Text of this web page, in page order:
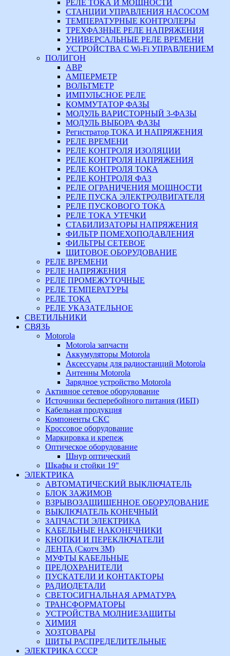
РЕЛЕ ТОКА И МОЩНОСТИ
СТАНЦИИ УПРАВЛЕНИЯ НАСОСОМ
ТЕМПЕРАТУРНЫЕ КОНТРОЛЕРЫ
ТРЕХФАЗНЫЕ РЕЛЕ НАПРЯЖЕНИЯ
УНИВЕРСАЛЬНЫЕ РЕЛЕ ВРЕМЕНИ
УСТРОЙСТВА С Wi-Fi УПРАВЛЕНИЕМ
ПОЛИГОН
АВР
АМПЕРМЕТР
ВОЛЬТМЕТР
ИМПУЛЬСНОЕ РЕЛЕ
КОММУТАТОР ФАЗЫ
МОДУЛЬ ВАРИСТОРНЫЙ 3-ФАЗЫ
МОДУЛЬ ВЫБОРА ФАЗЫ
Регистратор ТОКА И НАПРЯЖЕНИЯ
РЕЛЕ ВРЕМЕНИ
РЕЛЕ КОНТРОЛЯ ИЗОЛЯЦИИ
РЕЛЕ КОНТРОЛЯ НАПРЯЖЕНИЯ
РЕЛЕ КОНТРОЛЯ ТОКА
РЕЛЕ КОНТРОЛЯ ФАЗ
РЕЛЕ ОГРАНИЧЕНИЯ МОЩНОСТИ
РЕЛЕ ПУСКА ЭЛЕКТРОДВИГАТЕЛЯ
РЕЛЕ ПУСКОВОГО ТОКА
РЕЛЕ ТОКА УТЕЧКИ
СТАБИЛИЗАТОРЫ НАПРЯЖЕНИЯ
ФИЛЬТР ПОМЕХОПОДАВЛЕНИЯ
ФИЛЬТРЫ СЕТЕВОЕ
ЩИТОВОЕ ОБОРУДОВАНИЕ
РЕЛЕ ВРЕМЕНИ
РЕЛЕ НАПРЯЖЕНИЯ
РЕЛЕ ПРОМЕЖУТОЧНЫЕ
РЕЛЕ ТЕМПЕРАТУРЫ
РЕЛЕ ТОКА
РЕЛЕ УКАЗАТЕЛЬНОЕ
СВЕТИЛЬНИКИ
СВЯЗЬ
Motorola
Motorola запчасти
Аккумуляторы Motorola
Аксессуары для радиостанций Motorola
Антенны Motorola
Зарядное устройство Motorola
Активное сетевое оборудование
Источники бесперебойного питания (ИБП)
Кабельная продукция
Компоненты СКС
Кроссовое оборудование
Маркировка и крепеж
Оптическое оборудование
Шнур оптический
Шкафы и стойки 19"
ЭЛЕКТРИКА
АВТОМАТИЧЕСКИЙ ВЫКЛЮЧАТЕЛЬ
БЛОК ЗАЖИМОВ
ВЗРЫВОЗАЩИЩЕННОЕ ОБОРУДОВАНИЕ
ВЫКЛЮЧАТЕЛЬ КОНЕЧНЫЙ
ЗАПЧАСТИ ЭЛЕКТРИКА
КАБЕЛЬНЫЕ НАКОНЕЧНИКИ
КНОПКИ И ПЕРЕКЛЮЧАТЕЛИ
ЛЕНТА (Скотч 3М)
МУФТЫ КАБЕЛЬНЫЕ
ПРЕДОХРАНИТЕЛИ
ПУСКАТЕЛИ И КОНТАКТОРЫ
РАДИОДЕТАЛИ
СВЕТОСИГНАЛЬНАЯ АРМАТУРА
ТРАНСФОРМАТОРЫ
УСТРОЙСТВА МОЛНИЕЗАЩИТЫ
ХИМИЯ
ХОЗТОВАРЫ
ЩИТЫ РАСПРЕДЕЛИТЕЛЬНЫЕ
ЭЛЕКТРИКА СССР